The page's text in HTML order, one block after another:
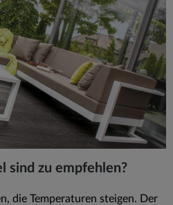
sind zu empfehlen?
die Temperaturen steigen. Der